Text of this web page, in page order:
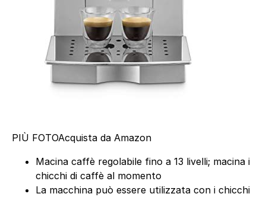
PIÙ FOTOAcquista da Amazon
Macina caffè regolabile fino a 13 livelli; macina i
chicchi di caffè al momento
La macchina può essere utilizzata con i chicchi